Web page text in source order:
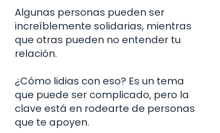
Algunas personas pueden ser
increíblemente solidarias, mientras
que otras pueden no entender tu
relación.
¿Cómo lidias con eso? Es un tema
que puede ser complicado, pero la
clave está en rodearte de personas
que te apoyen.